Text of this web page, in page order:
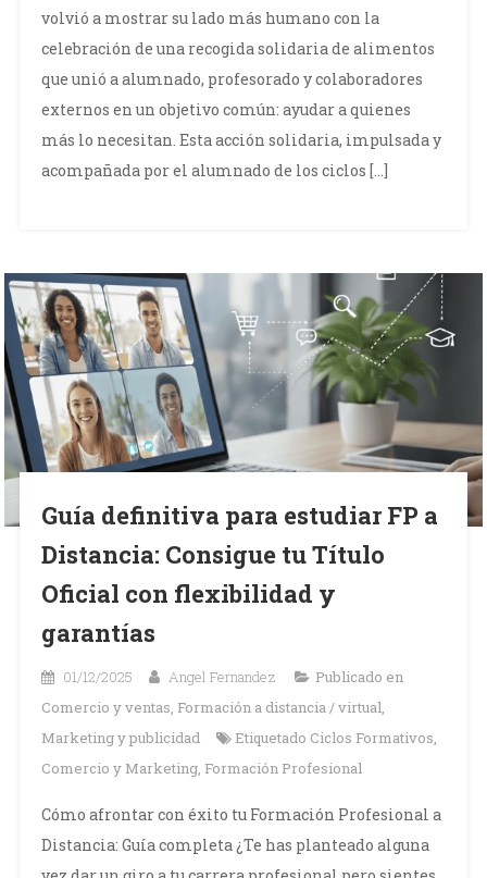
volvió a mostrar su lado más humano con la
celebración de una recogida solidaria de alimentos
que unió a alumnado, profesorado y colaboradores
externos en un objetivo común: ayudar a quienes
más lo necesitan. Esta acción solidaria, impulsada y
acompañada por el alumnado de los ciclos […]
Guía definitiva para estudiar FP a
Distancia: Consigue tu Título
Oficial con flexibilidad y
garantías
01/12/2025 Angel Fernandez
Publicado en
Comercio y ventas, Formación a distancia / virtual,
Marketing y publicidad
Etiquetado Ciclos Formativos,
Comercio y Marketing, Formación Profesional
Cómo afrontar con éxito tu Formación Profesional a
Distancia: Guía completa ¿Te has planteado alguna